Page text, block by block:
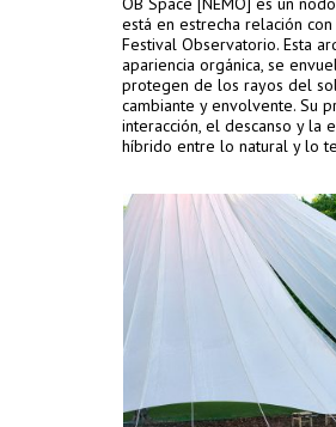
está en estrecha relación
Festival Observatorio. Esta
apariencia orgánica, se
protegen de los rayos del
cambiante y envolvente. Su
interacción, el descanso y la
híbrido entre lo natural y lo